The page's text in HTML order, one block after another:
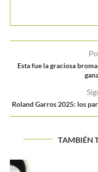
Esta fue la graciosa
Roland Garros 2025: los
TAMBIÉN